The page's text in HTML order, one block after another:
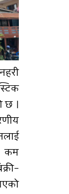
छ ।
कम